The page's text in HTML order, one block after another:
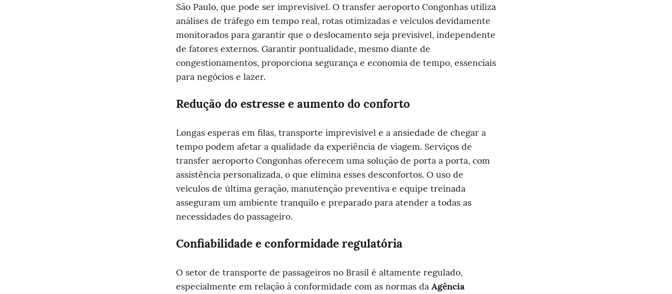
São Paulo, que pode ser imprevisível. O transfer aeroporto Congonhas utiliza
análises de tráfego em tempo real, rotas otimizadas e veículos devidamente
monitorados para garantir que o deslocamento seja previsível, independente
de fatores externos. Garantir pontualidade, mesmo diante de
congestionamentos, proporciona segurança e economia de tempo, essenciais
para negócios e lazer.
Redução do estresse e aumento do conforto
Longas esperas em filas, transporte imprevisível e a ansiedade de chegar a
tempo podem afetar a qualidade da experiência de viagem. Serviços de
transfer aeroporto Congonhas oferecem uma solução de porta a porta, com
assistência personalizada, o que elimina esses desconfortos. O uso de
veículos de última geração, manutenção preventiva e equipe treinada
asseguram um ambiente tranquilo e preparado para atender a todas as
necessidades do passageiro.
Confiabilidade e conformidade regulatória
O setor de transporte de passageiros no Brasil é altamente regulado,
especialmente em relação à conformidade com as normas da Agência